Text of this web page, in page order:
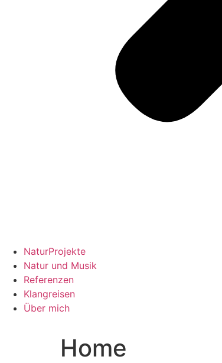
NaturProjekte
Natur und Musik
Referenzen
Klangreisen
Über mich
Home